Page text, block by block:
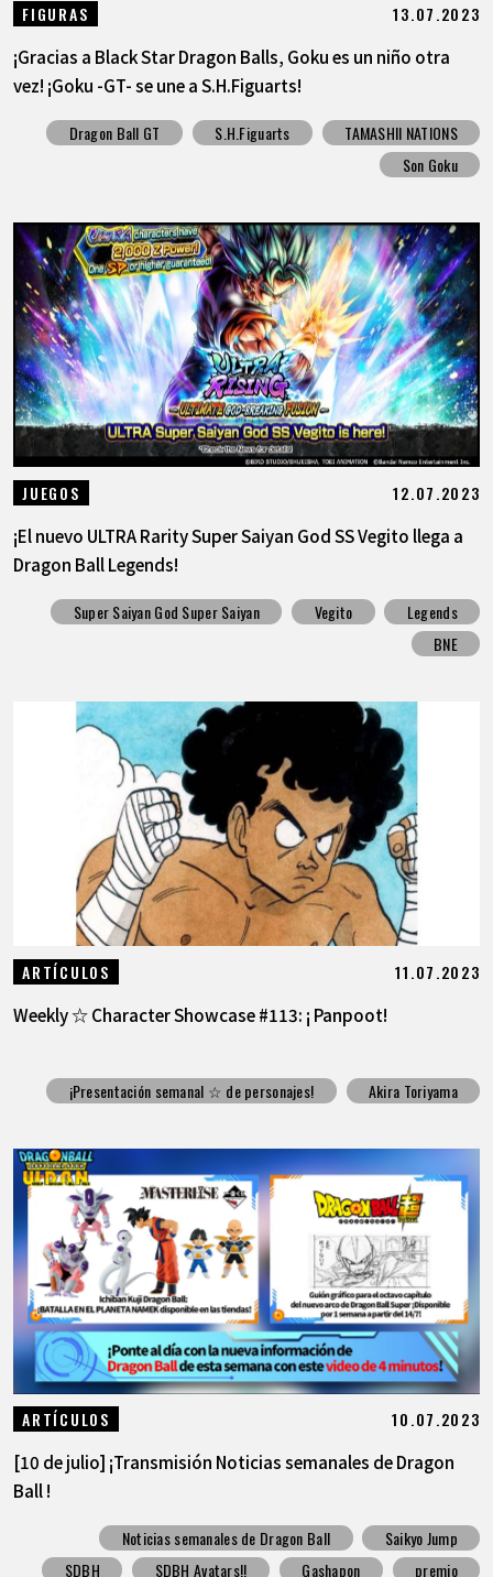
FIGURAS 13.07.2023
¡Gracias a Black Star Dragon Balls, Goku es un niño otra
vez! ¡Goku -GT- se une a S.H.Figuarts!
Dragon Ball GT S.H.Figuarts
TAMASHII NATIONS
Son Goku
JUEGOS 12.07.2023
¡El nuevo ULTRA Rarity Super Saiyan God SS Vegito llega a
Dragon Ball Legends!
Super Saiyan God Super Saiyan Vegito
Legends
BNE
ARTÍCULOS 11.07.2023
Weekly ☆ Character Showcase #113: ¡ Panpoot!
¡Presentación semanal ☆ de personajes! Akira Toriyama
ARTÍCULOS 10.07.2023
[10 de julio] ¡Transmisión Noticias semanales de Dragon
Ball !
Noticias semanales de Dragon Ball
Saikyo Jump
SDBH
SDBH Avatars!! Gashapon premio